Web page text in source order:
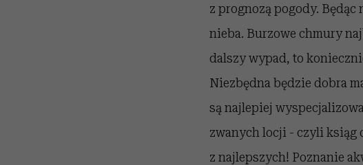
z prognozą pogody. Będąc
nieba. Burzowe chmury
dalszy wypad, to
Niezbędna będzie dobra
są najlepiej
zwanych locji - czyli ksiąg
z najlepszych! Poznanie